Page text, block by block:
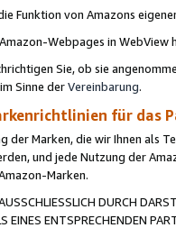
Funktion von Amazons
Webpages in WebView
Sie, ob sie
Sinne derVereinbarung.
für das
der Marken, die wir Ihnen als
und jede Nutzung der
Marken.
DURCH
ENTSPRECHENDEN